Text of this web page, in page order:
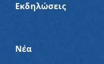
Εκδηλώσεις
Νέα